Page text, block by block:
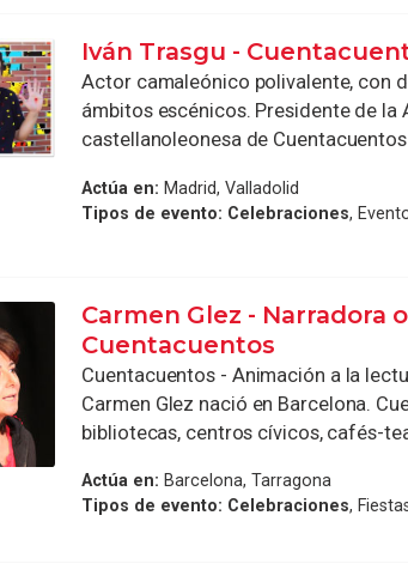
Iván Trasgu -
Actor camaleónico polivalente, con
ámbitos escénicos. Presidente de la
castellanoleonesa de
Actúa en: Madrid, Valladolid
Tipos de evento: Celebraciones,
Carmen Glez - Narradora
Cuentacuentos
Cuentacuentos - Animación a la
Carmen Glez nació en Barcelona.
bibliotecas, centros cívicos, cafés-
Actúa en: Barcelona, Tarragona
Tipos de evento: Celebraciones,